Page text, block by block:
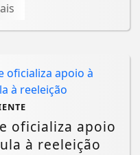
oficializa apoio
à reeleição